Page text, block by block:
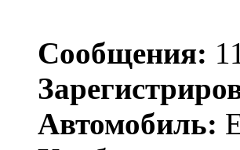
Сообщения:
Автомобиль: